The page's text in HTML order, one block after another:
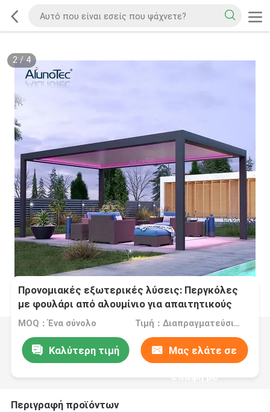
2/ 4
Προνομιακές εξωτερικές λύσεις: Περγκόλες
με φουλάρι από αλουμίνιο για απαιτητικούς
πελάτες
MOQ：Ένα σύνολο Τιμή：Διαπραγματεύσιμα
Καλύτερη τιμή Μας ελάτε σε
επαφή με
Περιγραφή προϊόντων